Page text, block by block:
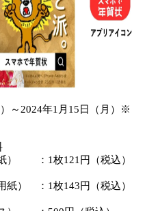
～2024年1月15日（月）※
枚121円（税込）
1枚143円（税込）